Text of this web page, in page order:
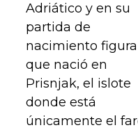
Adriático y en su
partida de
nacimiento figura
que nació en
Prisnjak, el islote
donde está
únicamente el